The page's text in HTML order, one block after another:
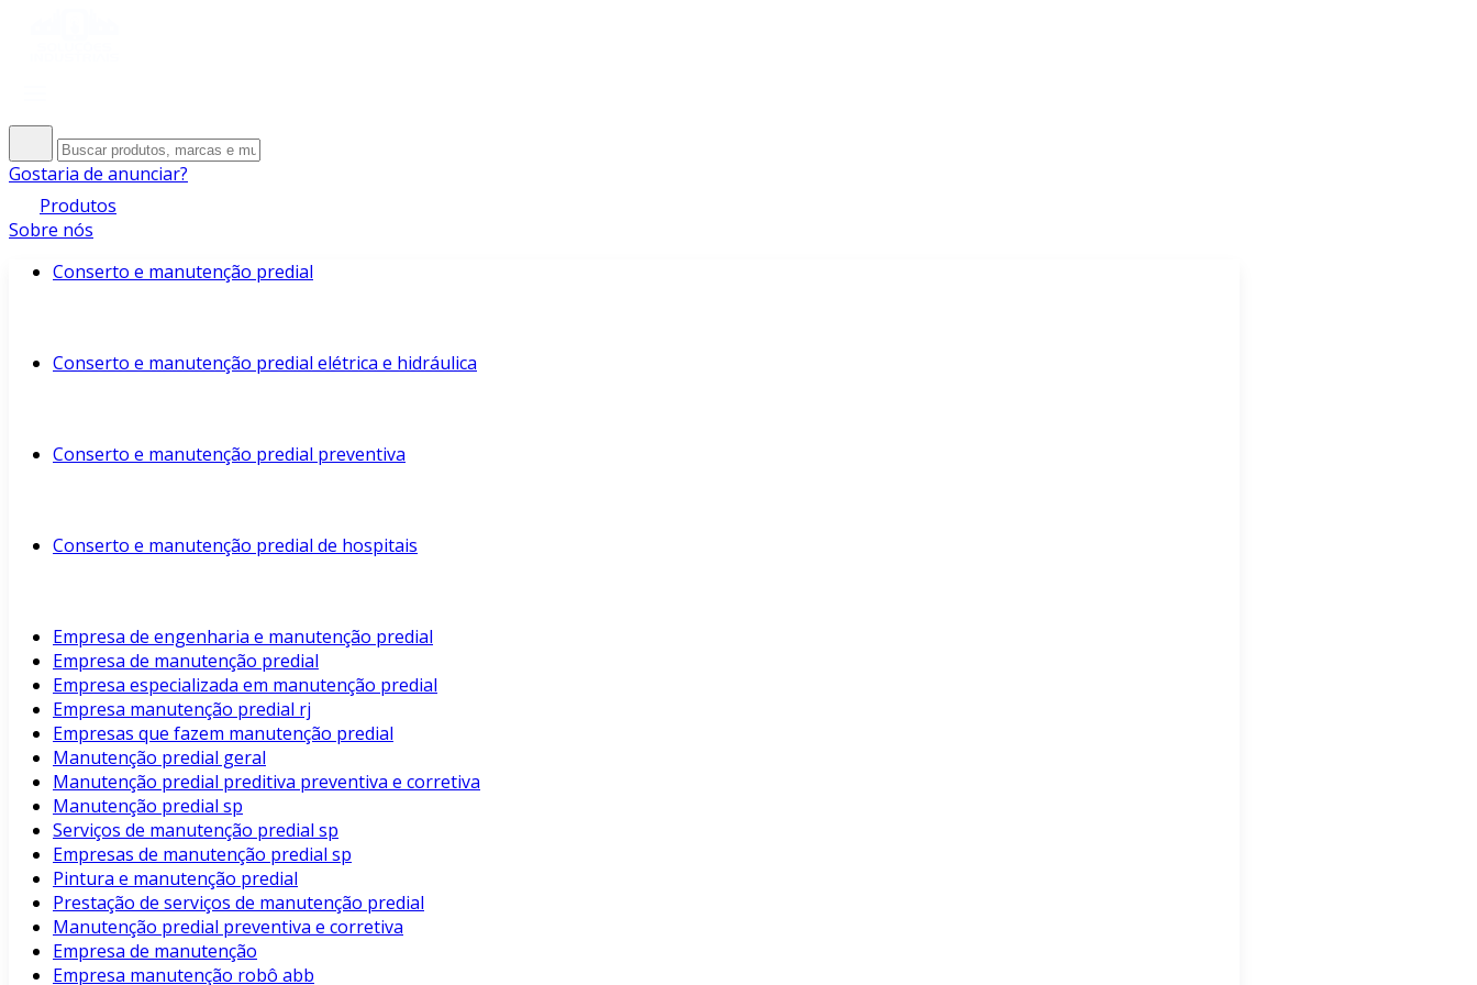
Gostaria de anunciar?
Produtos
Sobre nós
Conserto e manutenção predial
Conserto e manutenção predial elétrica e hidráulica
Conserto e manutenção predial preventiva
Conserto e manutenção predial de hospitais
Empresa de engenharia e manutenção predial
Empresa de manutenção predial
Empresa especializada em manutenção predial
Empresa manutenção predial rj
Empresas que fazem manutenção predial
Manutenção predial geral
Manutenção predial preditiva preventiva e corretiva
Manutenção predial sp
Serviços de manutenção predial sp
Empresas de manutenção predial sp
Pintura e manutenção predial
Prestação de serviços de manutenção predial
Manutenção predial preventiva e corretiva
Empresa de manutenção
Empresa manutenção robô abb